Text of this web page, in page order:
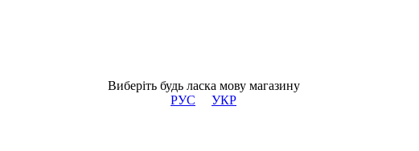
Виберіть будь ласка мову магазину
РУС
УКР